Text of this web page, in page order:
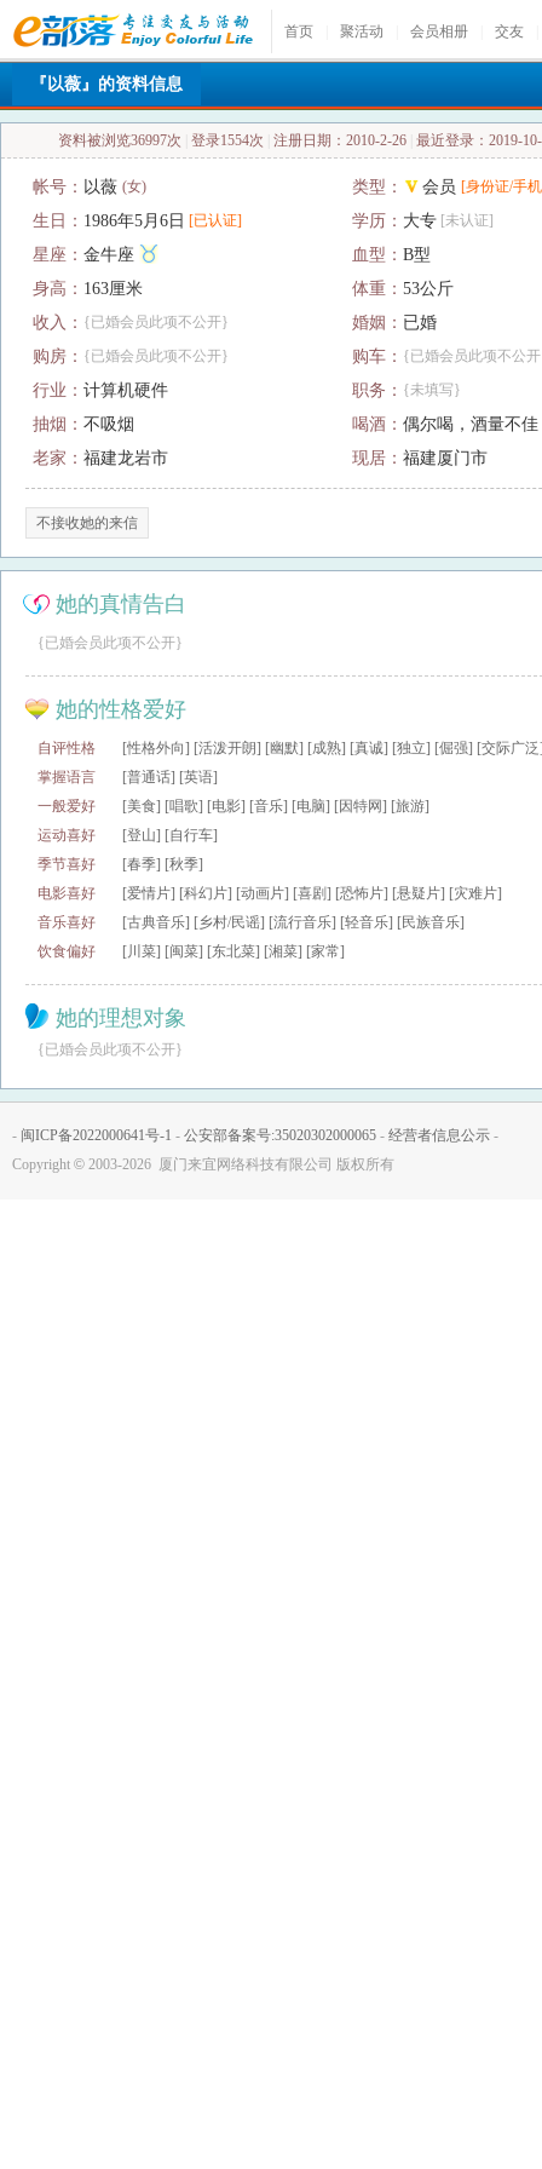
首页 聚活动 会员相册 交友
『以薇』的资料信息
资料被浏览36997次 登录1554次 注册日期：2010-2-26 最近登录：2019-
帐号： 以薇 (女) 类型： 会员 [身份证/手
生日： 1986年5月6日 [已认证] 学历： 大专 [未认证]
星座： 金牛座 血型： B型
身高： 163厘米 体重： 53公斤
收入： {已婚会员此项不公开} 婚姻： 已婚
购房： {已婚会员此项不公开} 购车： {已婚会员此项不公
行业： 计算机硬件 职务： {未填写}
抽烟： 不吸烟 喝酒： 偶尔喝，酒量不佳
老家： 福建龙岩市 现居： 福建厦门市
不接收她的来信
她的真情告白
{已婚会员此项不公开}
她的性格爱好
自评性格
[性格外向] [活泼开朗] [幽默] [成熟] [真诚] [独立] [倔强] [交际广
掌握语言
[普通话] [英语]
一般爱好
[美食] [唱歌] [电影] [音乐] [电脑] [因特网] [旅游]
运动喜好
[登山] [自行车]
季节喜好
[春季] [秋季]
电影喜好
[爱情片] [科幻片] [动画片] [喜剧] [恐怖片] [悬疑片] [灾难片]
音乐喜好
[古典音乐] [乡村/民谣] [流行音乐] [轻音乐] [民族音乐]
饮食偏好
[川菜] [闽菜] [东北菜] [湘菜] [家常]
她的理想对象
{已婚会员此项不公开}
- 闽ICP备2022000641号-1 - 公安部备案号:35020302000065 - 经营者信息公示 -
Copyright © 2003-2026 厦门来宜网络科技有限公司 版权所有